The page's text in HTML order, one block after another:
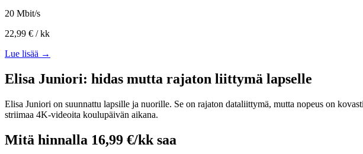
20 Mbit/s
22,99 € / kk
Lue lisää →
Elisa Juniori: hidas mutta rajaton liittymä lapselle
Elisa Juniori on suunnattu lapsille ja nuorille. Se on rajaton dataliittymä, mutta nopeus on
striimaa 4K-videoita koulupäivän aikana.
Mitä hinnalla 16,99 €/kk saa